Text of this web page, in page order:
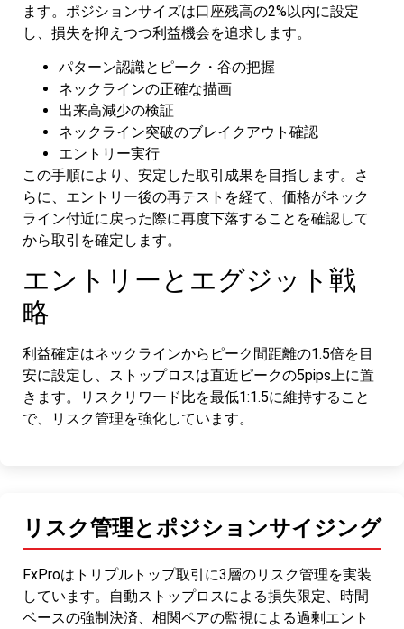
ます。ポジションサイズは口座残高の2%以内に設定
し、損失を抑えつつ利益機会を追求します。
パターン認識とピーク・谷の把握
ネックラインの正確な描画
出来高減少の検証
ネックライン突破のブレイクアウト確認
エントリー実行
この手順により、安定した取引成果を目指します。さ
らに、エントリー後の再テストを経て、価格がネック
ライン付近に戻った際に再度下落することを確認して
から取引を確定します。
エントリーとエグジット戦
略
利益確定はネックラインからピーク間距離の1.5倍を目
安に設定し、ストップロスは直近ピークの5pips上に置
きます。リスクリワード比を最低1:1.5に維持すること
で、リスク管理を強化しています。
リスク管理とポジションサイジング
FxProはトリプルトップ取引に3層のリスク管理を実装
しています。自動ストップロスによる損失限定、時間
ベースの強制決済、相関ペアの監視による過剰エント